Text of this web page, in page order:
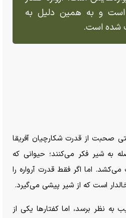
است و به همین دلیل به
شده است.
صحبت از قدرت شکارچیان آفریقا
به شیر فکر می‌کنند؛ حیوانی که
اما اگر فقط قدرت آرواره را
است که از شیر پیشی می‌گیرد.
به نظر برسد، اما کفتار‌ها یکی از